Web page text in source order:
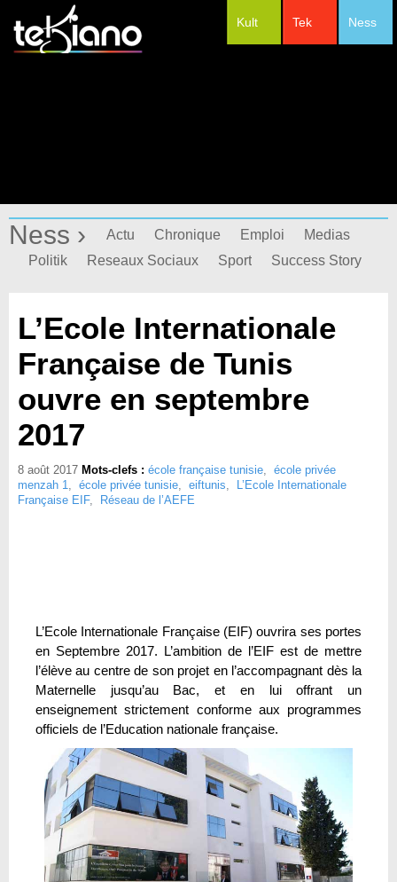
Ness
Tek
Kult
Ness › Actu Chronique Emploi
Medias
Politik
Reseaux Sociaux Sport Success Story
L’Ecole Internationale
Française de Tunis
ouvre en septembre
2017
8 août 2017 Mots-clefs : école française tunisie, école privée
menzah 1, école privée tunisie, eiftunis,
L’Ecole Internationale
Française EIF, Réseau de l’AEFE
L’Ecole Internationale Française (EIF) ouvrira ses portes
en Septembre 2017. L’ambition de l’EIF est de mettre
l’élève au centre de son projet en l’accompagnant dès la
Maternelle jusqu’au Bac, et en lui offrant un
enseignement strictement conforme aux programmes
officiels de l’Education nationale française.